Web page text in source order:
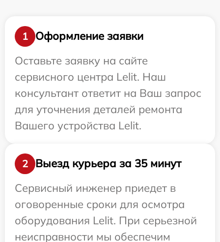
1
Оформление заявки
Оставьте заявку на сайте
сервисного центра Lelit. Наш
консультант ответит на Ваш запрос
для уточнения деталей ремонта
Вашего устройства Lelit.
2
Выезд курьера за 35 минут
Сервисный инженер приедет в
оговоренные сроки для осмотра
оборудования Lelit. При серьезной
неисправности мы обеспечим